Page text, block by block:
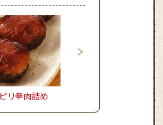
リ辛肉詰め きゃべつとひき肉の重